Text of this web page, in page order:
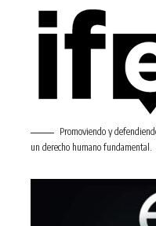
Promoviendo y
un derecho humano fundamental.